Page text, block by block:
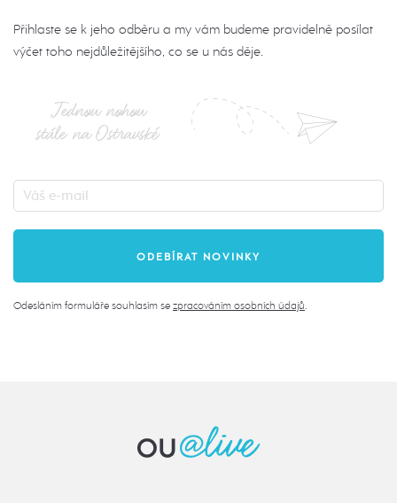
Přihlaste se k jeho odběru a my vám budeme pravidelně posílat
výčet toho nejdůležitějšího, co se u nás děje.
Jednou nohou
stále na Ostravské
Odesláním formuláře souhlasím se zpracováním osobních údajů.